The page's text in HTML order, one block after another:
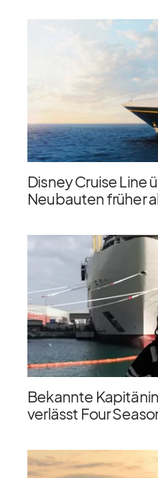
Disney Cruise Line
Neubauten früher
Bekannte
verlässt Four